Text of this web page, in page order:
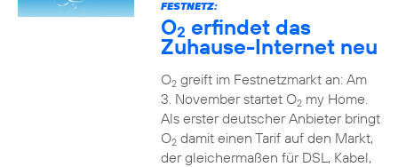
FESTNETZ:
O2 erfindet das
Zuhause-Internet neu
O2greift im Festnetzmarkt an: Am
3. November startet O2my Home.
Als erster deutscher Anbieter bringt
O2damit einen Tarif auf den Markt,
der gleichermaßen für DSL, Kabel,